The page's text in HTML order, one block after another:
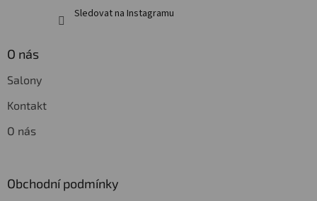
Sledovat na Instagramu
O nás
Salony
Kontakt
O nás
Obchodní podmínky